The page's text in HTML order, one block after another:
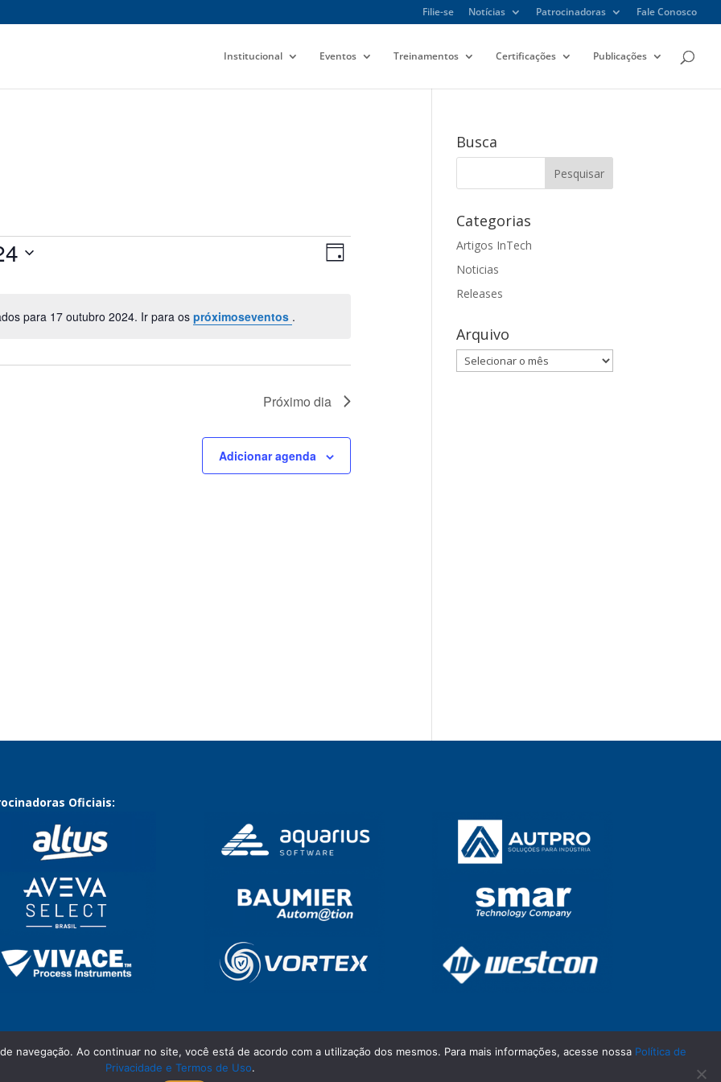
Filie-se Notícias Patrocinadoras Fale Conosco
Institucional Eventos Treinamentos Certificações Publicações
Notice
para 17 outubro 2024. Ir para ospróximoseventos .
Navegação
de
Navegação
do
Dia
Próximo dia
Adicionar agenda
Busca
Categorias
Artigos InTech
Noticias
Releases
Arquivo
Arquivo
Oficiais:
navegação. Ao continuar no site, você está de acordo com a utilização dos mesmos. Para mais informações, acesse nossa Política de
Privacidade e Termos de Uso.